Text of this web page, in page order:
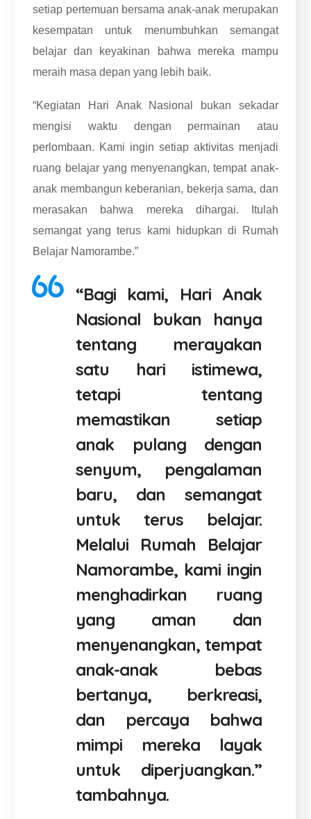
setiap pertemuan bersama anak-anak merupakan
kesempatan untuk menumbuhkan semangat
belajar dan keyakinan bahwa mereka mampu
meraih masa depan yang lebih baik.
“Kegiatan Hari Anak Nasional bukan sekadar
mengisi waktu dengan permainan atau
perlombaan. Kami ingin setiap aktivitas menjadi
ruang belajar yang menyenangkan, tempat anak-
anak membangun keberanian, bekerja sama, dan
merasakan bahwa mereka dihargai. Itulah
semangat yang terus kami hidupkan di Rumah
Belajar Namorambe.”
“Bagi kami, Hari Anak
Nasional bukan hanya
tentang merayakan
satu hari istimewa,
tetapi tentang
memastikan setiap
anak pulang dengan
senyum, pengalaman
baru, dan semangat
untuk terus belajar.
Melalui Rumah Belajar
Namorambe, kami ingin
menghadirkan ruang
yang aman dan
menyenangkan, tempat
anak-anak bebas
bertanya, berkreasi,
dan percaya bahwa
mimpi mereka layak
untuk diperjuangkan.”
tambahnya.